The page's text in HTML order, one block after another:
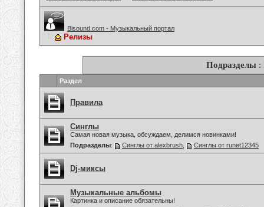
Bisound.com - Музыкальный портал
Релизы
Подразделы :
Раздел
Правила
Синглы
Самая новая музыка, обсуждаем, делимся новинками!
Подразделы: Синглы от alexbrush Синглы от runet12345
Dj-миксы
Музыкальные альбомы
Картинка и описание обязательны!